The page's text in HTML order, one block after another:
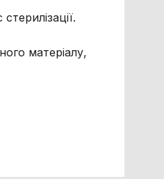
матеріалу,